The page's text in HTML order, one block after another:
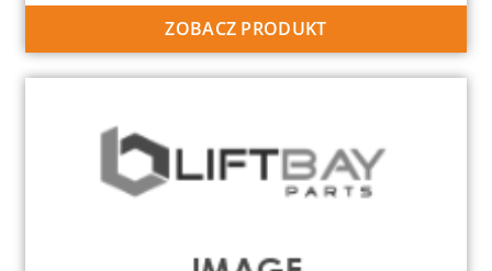
ZOBACZ PRODUKT